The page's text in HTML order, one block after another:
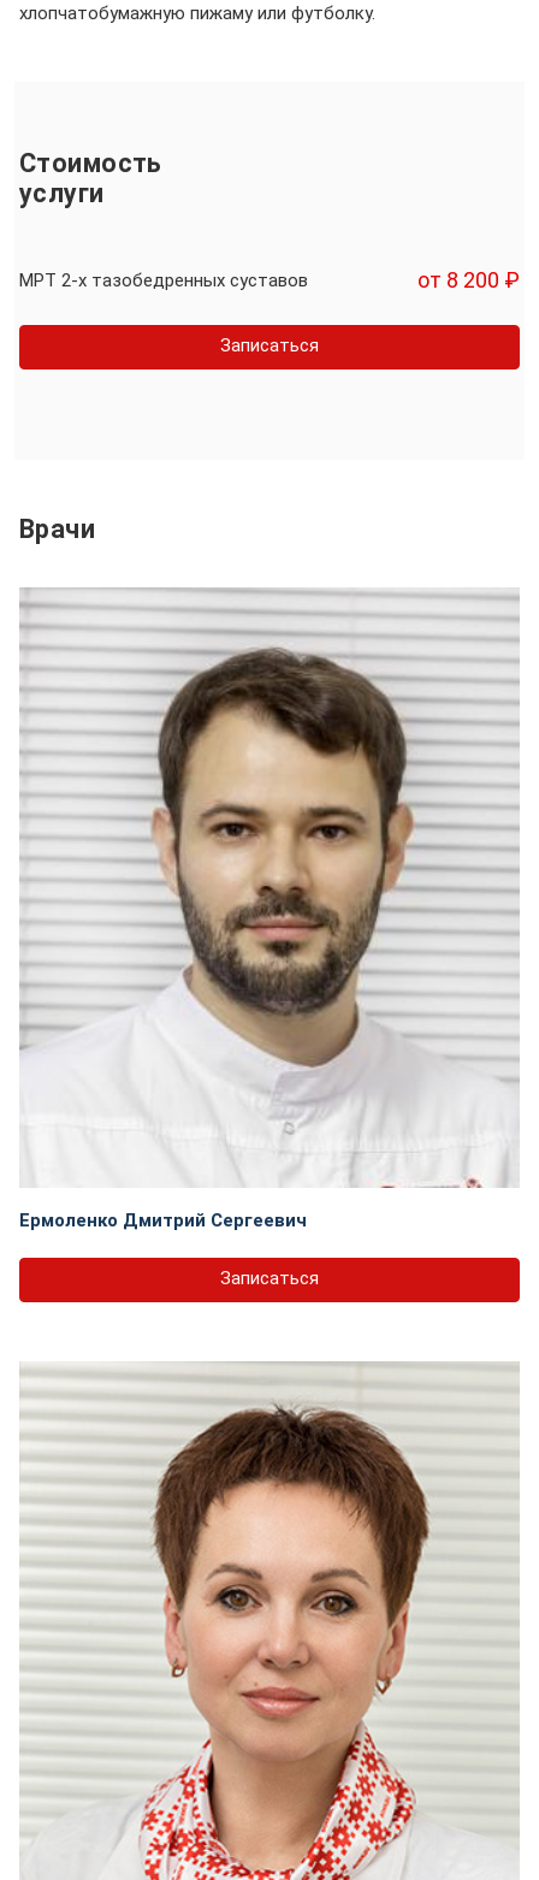
хлопчатобумажную пижаму или футболку.
Стоимость
услуги
МРТ 2-х тазобедренных суставов от 8 200 ₽
Записаться
Врачи
Ермоленко Дмитрий Сергеевич
Записаться